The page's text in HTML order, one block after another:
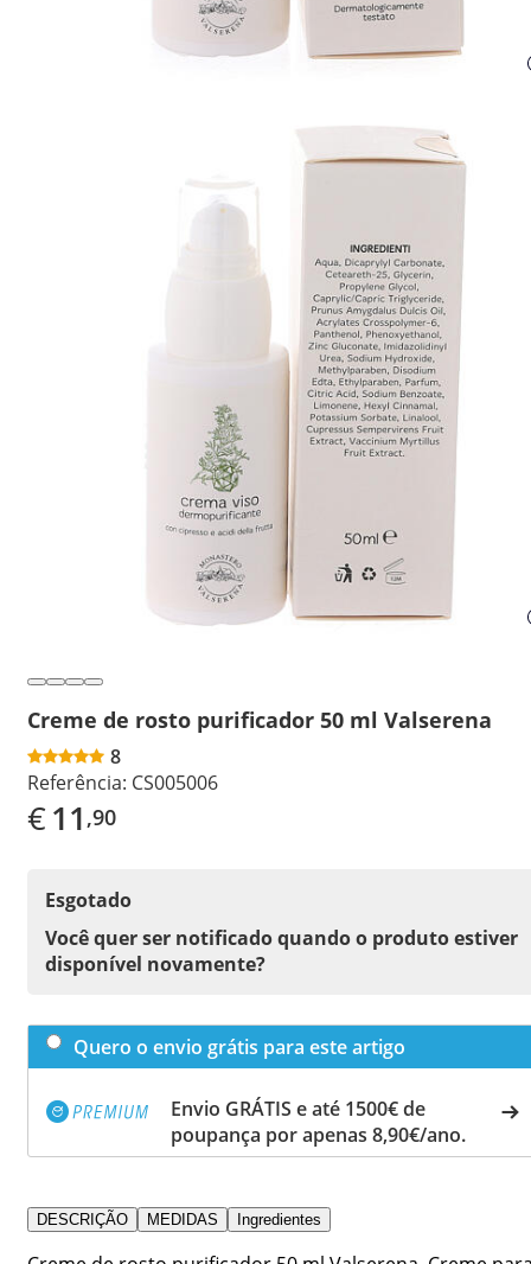
Creme de rosto purificador 50 ml Valserena
8
Referência: CS005006
€11 ,90
Esgotado
Você quer ser notificado quando o produto estiver
disponível novamente?
Quero o envio grátis para este artigo
Envio GRÁTIS e até 1500€ de
poupança por apenas 8,90€/ano.
DESCRIÇÃO MEDIDAS Ingredientes